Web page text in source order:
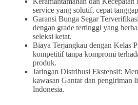
service yang solutif, cepat
Garansi Bunga Segar
dengan grade tertinggi yang
seleksi ketat.
Biaya Terjangkau dengan Kelas
kompetitif tanpa kompromi
produk.
Jaringan Distribusi Ekstensif:
kawasan Gantar dan pengiriman
Indonesia.